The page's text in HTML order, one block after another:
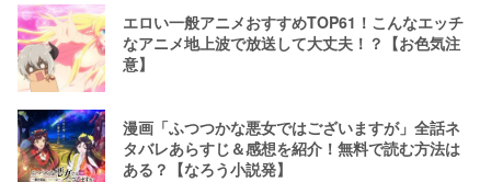
エロい一般アニメおすすめTOP61！こんなエッチ
なアニメ地上波で放送して大丈夫！？【お色気注
意】
漫画「ふつつかな悪女ではございますが」全話ネ
タバレあらすじ＆感想を紹介！無料で読む方法は
ある？【なろう小説発】